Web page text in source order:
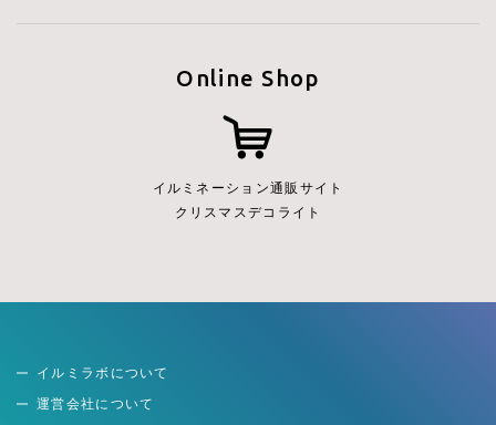
Online Shop
イルミネーション通販サイト
クリスマスデコライト
イルミラボについて
運営会社について